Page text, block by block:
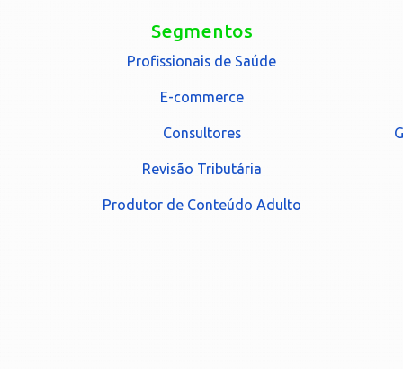
Segmentos
Profissionais de Saúde
E-commerce
Consultores
Revisão Tributária
Produtor de Conteúdo Adulto